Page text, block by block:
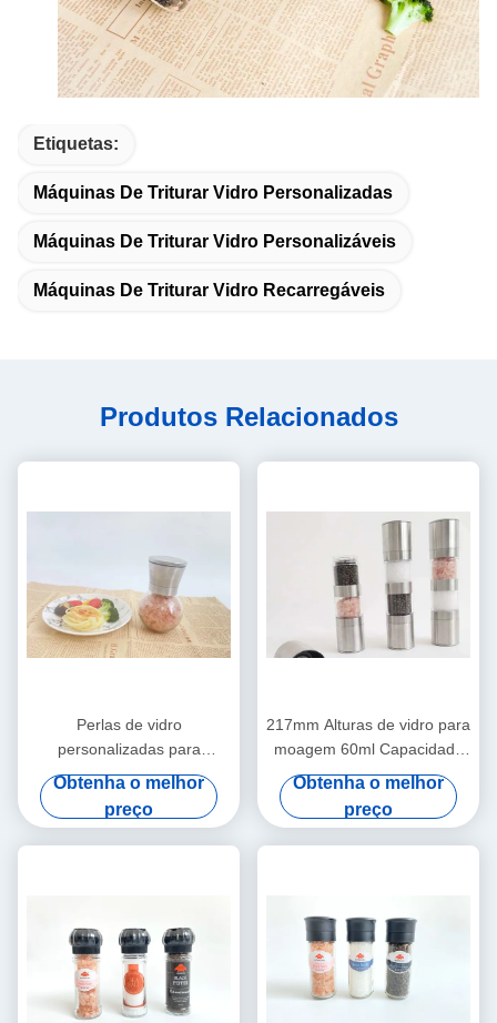
Etiquetas:
Máquinas De Triturar Vidro Personalizadas
Máquinas De Triturar Vidro Personalizáveis
Máquinas De Triturar Vidro Recarregáveis
Produtos Relacionados
Perlas de vidro
personalizadas para
moagem de altura 127mm
para trabalho de precisão
Obtenha o melhor
preço
217mm Alturas de vidro para
moagem 60ml Capacidade
Experiência de moagem
Obtenha o melhor
preço